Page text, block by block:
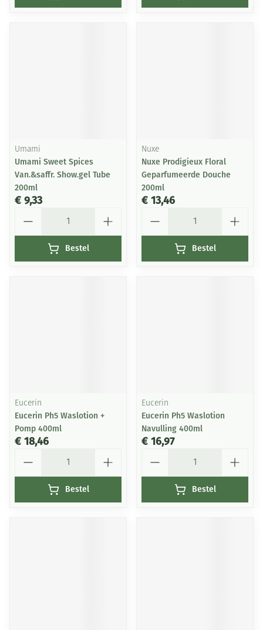
Umami
Umami Sweet Spices
Van.&saffr. Show.gel Tube
200ml
€ 9,33
Bestel
Nuxe
Nuxe Prodigieux Floral
Geparfumeerde Douche
200ml
€ 13,46
Bestel
Eucerin
Eucerin Ph5 Waslotion +
Pomp 400ml
€ 18,46
Bestel
Eucerin
Eucerin Ph5 Waslotion
Navulling 400ml
€ 16,97
Bestel